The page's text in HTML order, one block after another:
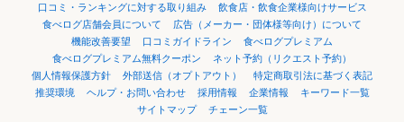
口コミ・ランキングに対する取り組み
飲食店・飲食企業様向けサービス
食べログ店舗会員について
広告（メーカー・団体様等向け）について
機能改善要望
口コミガイドライン
食べログプレミアム
食べログプレミアム無料クーポン
ネット予約（リクエスト予約）
個人情報保護方針
外部送信（オプトアウト）
特定商取引法に基づく表記
推奨環境
ヘルプ・お問い合わせ 採用情報 企業情報
キーワード一覧
サイトマップ
チェーン一覧